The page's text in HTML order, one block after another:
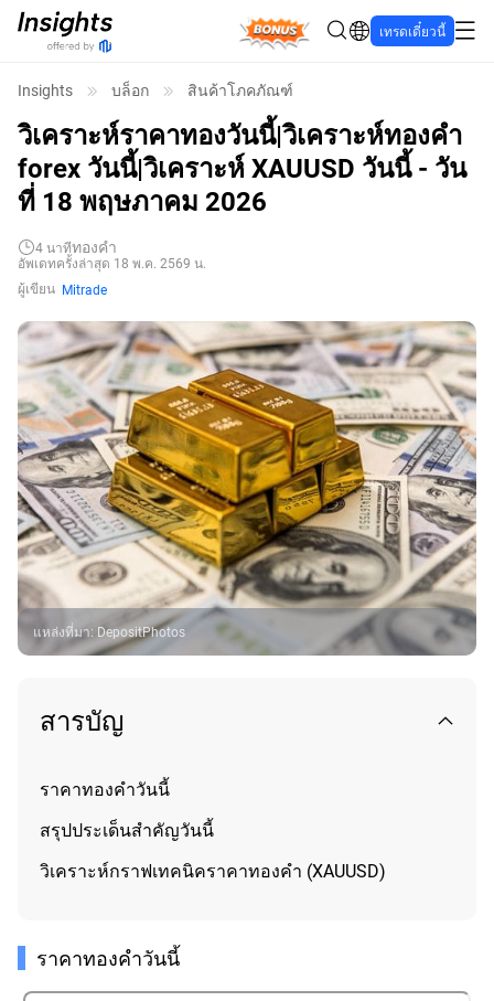
Bonus เทรดเดี๋ยวนี้
Insights บล็อก สินค้าโภคภัณฑ์
วิเคราะห์ราคาทองวันนี้|วิเคราะห์ทองคํา
forex วันนี้|วิเคราะห์ XAUUSD วันนี้ - วัน
ที่ 18 พฤษภาคม 2026
4นาทีทองคำ
อัพเดทครั้งล่าสุด 18 พ.ค. 2569 น.
ผู้เขียน Mitrade
แหล่งที่มา: DepositPhotos
สารบัญ
ราคาทองคำวันนี้
สรุปประเด็นสำคัญวันนี้
วิเคราะห์กราฟเทคนิคราคาทองคำ (XAUUSD)
ราคาทองคำวันนี้